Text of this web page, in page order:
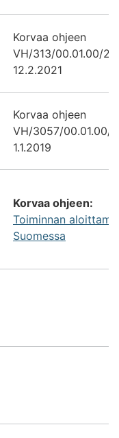
Korvaa ohjeen
VH/313/00.01.00/
12.2.2021
Korvaa ohjeen
VH/3057/00.01.00/
1.1.2019
Korvaa ohjeen:
Toiminnan
Suomessa